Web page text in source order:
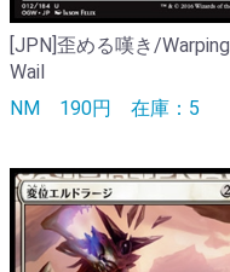
[JPN]歪める嘆き/Warping
Wail
NM 190円 在庫：5